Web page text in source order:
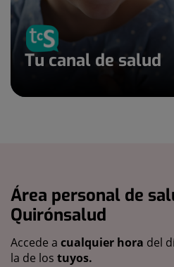
Tu canal de salud
Área personal de
Quirónsalud
Accede a cualquier hora del
la de los tuyos.